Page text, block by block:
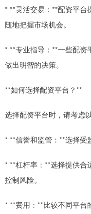
* **灵活交易：**配资平台
随地把握市场机会。
* **专业指导：**一些配资
做出明智的决策。
**如何选择配资平台？**
选择配资平台时，请考虑
* **信誉和监管：**选择受
* **杠杆率：**选择提供合
控制风险。
* **费用：**比较不同平台